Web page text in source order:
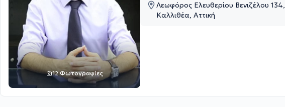
12 Φωτογραφίες
Λεωφόρος Ελευθερίου Βενιζέλου 134,
Καλλιθέα, Αττική